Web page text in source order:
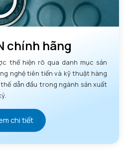
chính hãng
thể hiện rõ qua danh mục sản
nghệ tiên tiến và kỹ thuật hàng
dẫn đầu trong ngành sản xuất
chi tiết